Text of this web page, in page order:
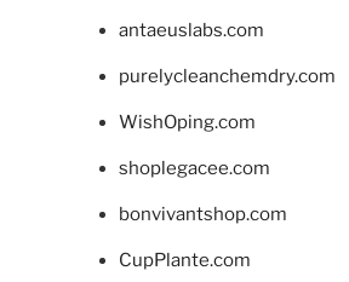
antaeuslabs.com
purelycleanchemdry.com
WishOping.com
shoplegacee.com
bonvivantshop.com
CupPlante.com